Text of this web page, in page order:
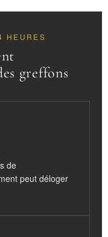
HEURES
greffons
de
peut déloger